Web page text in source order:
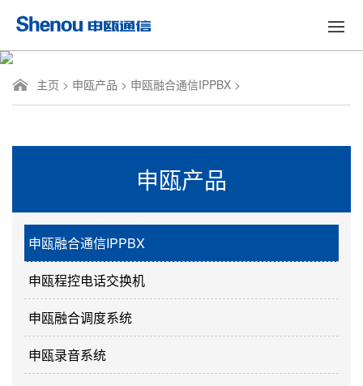
主页 > 申瓯产品 > 申瓯融合通信IPPBX >
申瓯产品
申瓯融合通信IPPBX
申瓯程控电话交换机
申瓯融合调度系统
申瓯录音系统